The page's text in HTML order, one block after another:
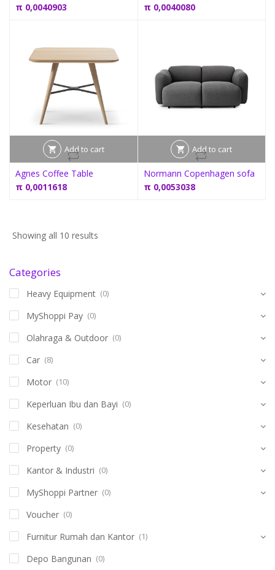
π 0,0040903
π 0,0040080
Add to cart
Agnes Coffee Table
π 0,0011618
Add to cart
Normann Copenhagen sofa
π 0,0053038
Showing all 10 results
Categories
Heavy Equipment (0)
MyShoppi Pay (0)
Olahraga & Outdoor (0)
Car (8)
Motor (10)
Keperluan Ibu dan Bayi (0)
Kesehatan (0)
Property (0)
Kantor & Industri (0)
MyShoppi Partner (0)
Voucher (0)
Furnitur Rumah dan Kantor (1)
Depo Bangunan (0)